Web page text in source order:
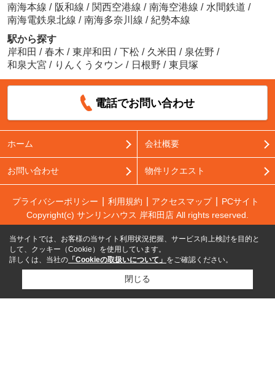
南海本線 / 阪和線 / 関西空港線 / 南海空港線 / 水間鉄道 /
南海電鉄泉北線 / 南海多奈川線 / 紀勢本線
駅から探す
岸和田 / 春木 / 東岸和田 / 下松 / 久米田 / 泉佐野 /
和泉大宮 / りんくうタウン / 日根野 / 東貝塚
電話でお問い合わせ
ホーム 会社概要
お問い合わせ 物件リクエスト
プライバシーポリシー 利用規約 アクセスマップ
PCサイト
Copyright(c) サンリンハウス 岸和田店 All rights reserved.
当サイトでは、お客様の当サイト利用状況把握、サービス向上検討を目的と
して、クッキー（Cookie）を使用しています。
詳しくは、当社の 「Cookieの取扱いについて」 をご確認ください。
閉じる